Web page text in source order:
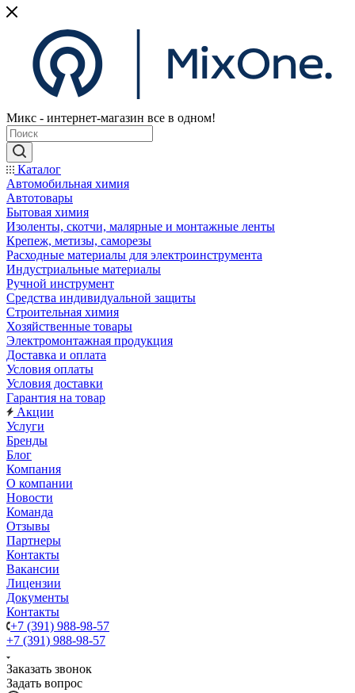
Микс - интернет-магазин все в одном!
Каталог
Автомобильная химия
Автотовары
Бытовая химия
Изоленты, скотчи, малярные и монтажные ленты
Крепеж, метизы, саморезы
Расходные материалы для электроинструмента
Индустриальные материалы
Ручной инструмент
Средства индивидуальной защиты
Строительная химия
Хозяйственные товары
Электромонтажная продукция
Доставка и оплата
Условия оплаты
Условия доставки
Гарантия на товар
Акции
Услуги
Бренды
Блог
Компания
О компании
Новости
Команда
Отзывы
Партнеры
Контакты
Вакансии
Лицензии
Документы
Контакты
+7 (391) 988-98-57
+7 (391) 988-98-57
Заказать звонок
Задать вопрос